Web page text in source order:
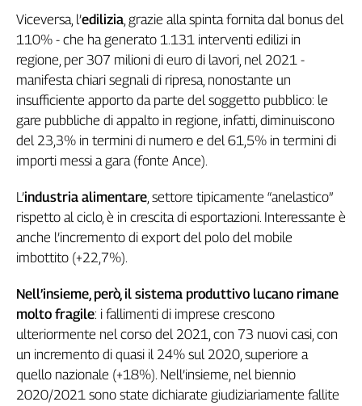
Lazio
Liguria
Lombardia
Puglia
Sardegna
Toscana
Trentino
Umbria
Valle
Veneto
Archivio
1955-
2014
Viceversa, l’edilizia, grazie alla spinta fornita dal bonus del
110% - che ha generato 1.131 interventi edilizi in
regione, per 307 milioni di euro di lavori, nel 2021 -
manifesta chiari segnali di ripresa, nonostante un
insufficiente apporto da parte del soggetto pubblico: le
gare pubbliche di appalto in regione, infatti, diminuiscono
del 23,3% in termini di numero e del 61,5% in termini di
importi messi a gara (fonte Ance).
L’industria alimentare, settore tipicamente “anelastico”
rispetto al ciclo, è in crescita di esportazioni. Interessante è
anche l’incremento di export del polo del mobile
imbottito (+22,7%).
Nell’insieme, però, il sistema produttivo lucano rimane
molto fragile: i fallimenti di imprese crescono
ulteriormente nel corso del 2021, con 73 nuovi casi, con
un incremento di quasi il 24% sul 2020, superiore a
quello nazionale (+18%). Nell’insieme, nel biennio
2020/2021 sono state dichiarate giudiziariamente fallite